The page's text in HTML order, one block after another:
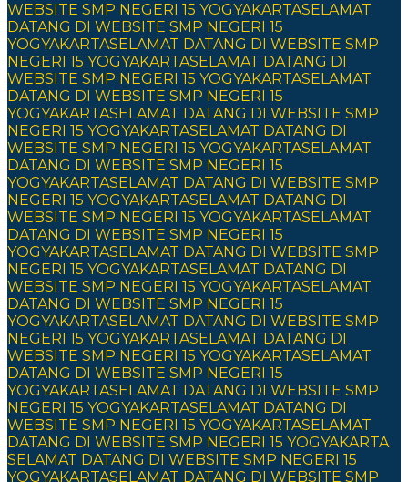
WEBSITE SMP NEGERI 15 YOGYAKARTASELAMAT
DATANG DI WEBSITE SMP NEGERI 15
YOGYAKARTASELAMAT DATANG DI WEBSITE SMP
NEGERI 15 YOGYAKARTASELAMAT DATANG DI
WEBSITE SMP NEGERI 15 YOGYAKARTASELAMAT
DATANG DI WEBSITE SMP NEGERI 15
YOGYAKARTASELAMAT DATANG DI WEBSITE SMP
NEGERI 15 YOGYAKARTASELAMAT DATANG DI
WEBSITE SMP NEGERI 15 YOGYAKARTASELAMAT
DATANG DI WEBSITE SMP NEGERI 15
YOGYAKARTASELAMAT DATANG DI WEBSITE SMP
NEGERI 15 YOGYAKARTASELAMAT DATANG DI
WEBSITE SMP NEGERI 15 YOGYAKARTASELAMAT
DATANG DI WEBSITE SMP NEGERI 15
YOGYAKARTASELAMAT DATANG DI WEBSITE SMP
NEGERI 15 YOGYAKARTASELAMAT DATANG DI
WEBSITE SMP NEGERI 15 YOGYAKARTASELAMAT
DATANG DI WEBSITE SMP NEGERI 15
YOGYAKARTASELAMAT DATANG DI WEBSITE SMP
NEGERI 15 YOGYAKARTASELAMAT DATANG DI
WEBSITE SMP NEGERI 15 YOGYAKARTASELAMAT
DATANG DI WEBSITE SMP NEGERI 15
YOGYAKARTASELAMAT DATANG DI WEBSITE SMP
NEGERI 15 YOGYAKARTASELAMAT DATANG DI
WEBSITE SMP NEGERI 15 YOGYAKARTASELAMAT
DATANG DI WEBSITE SMP NEGERI 15 YOGYAKARTA
SELAMAT DATANG DI WEBSITE SMP NEGERI 15
YOGYAKARTASELAMAT DATANG DI WEBSITE SMP